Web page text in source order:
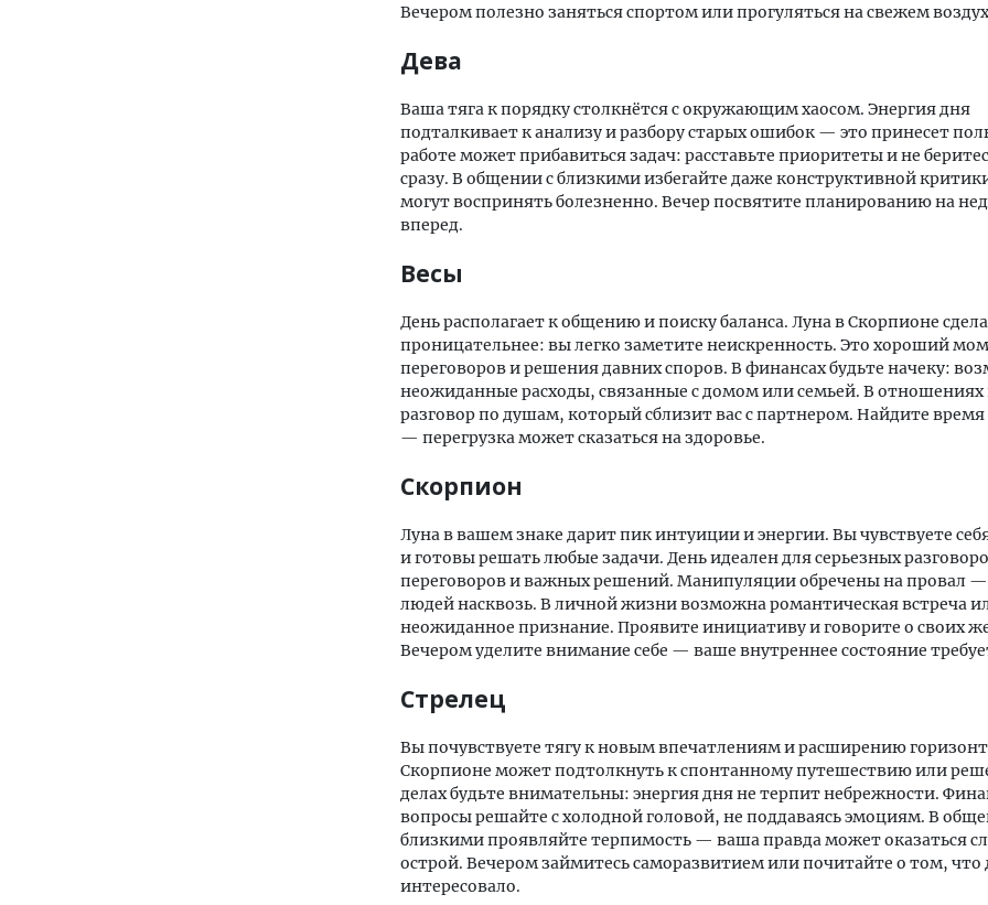
Вечером полезно заняться спортом или прогуляться на свежем
Дева
Ваша тяга к порядку столкнётся с окружающим хаосом. Энергия дня
подталкивает к анализу и разбору старых ошибок — это принесет
работе может прибавиться задач: расставьте приоритеты и не
сразу. В общении с близкими избегайте даже конструктивной
могут воспринять болезненно. Вечер посвятите планированию на
вперед.
Весы
День располагает к общению и поиску баланса. Луна в Скорпионе
проницательнее: вы легко заметите неискренность. Это хороший
переговоров и решения давних споров. В финансах будьте начеку:
неожиданные расходы, связанные с домом или семьей. В отношениях
разговор по душам, который сблизит вас с партнером. Найдите
— перегрузка может сказаться на здоровье.
Скорпион
Луна в вашем знаке дарит пик интуиции и энергии. Вы чувствуете
и готовы решать любые задачи. День идеален для серьезных
переговоров и важных решений. Манипуляции обречены на провал
людей насквозь. В личной жизни возможна романтическая встреча
неожиданное признание. Проявите инициативу и говорите о своих
Вечером уделите внимание себе — ваше внутреннее состояние
Стрелец
Вы почувствуете тягу к новым впечатлениям и расширению
Скорпионе может подтолкнуть к спонтанному путешествию или
делах будьте внимательны: энергия дня не терпит небрежности.
вопросы решайте с холодной головой, не поддаваясь эмоциям. В
близкими проявляйте терпимость — ваша правда может оказаться
острой. Вечером займитесь саморазвитием или почитайте о том, что
интересовало.